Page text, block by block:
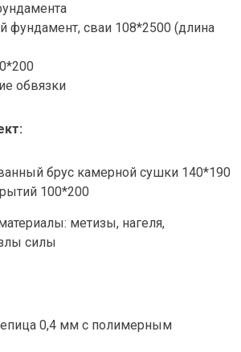
фундамент, сваи 108*2500 (длина
обвязки
:
брус камерной сушки 140*190
100*200
метизы, нагеля,
силы
0,4 мм с полимерным